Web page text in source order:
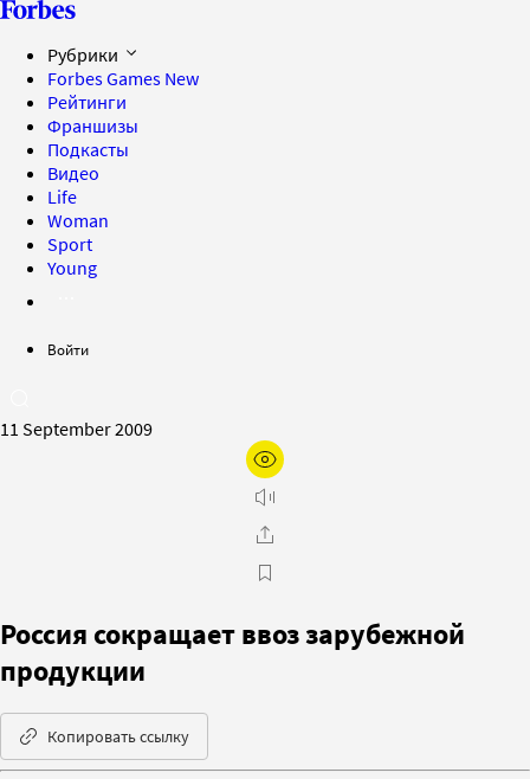
Рубрики
Forbes Games New
Рейтинги
Франшизы
Подкасты
Видео
Life
Woman
Sport
Young
Войти
11 September 2009
Россия сокращает ввоз зарубежной
продукции
Копировать ссылку